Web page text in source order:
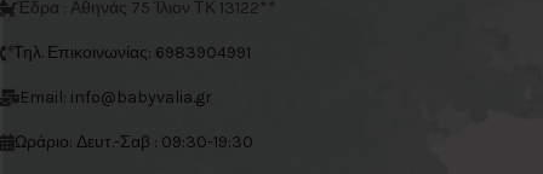
Έδρα : Αθηνάς 75 Ίλιον ΤΚ 13122**
Τηλ. Επικοινωνίας: 6983904991
Email: info@babyvalia.gr
Ωράριο: Δευτ.-Σαβ : 09:30-19:30